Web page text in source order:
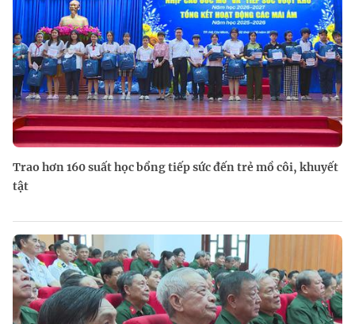
Trao hơn 160 suất học bổng tiếp sức đến trẻ mồ côi, khuyết
tật